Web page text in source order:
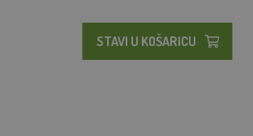
STAVI U KOŠARICU